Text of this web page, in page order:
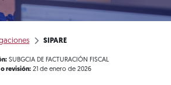
SIPARE
SUBGCIA DE FACTURACIÓN FISCAL
o revisión: 21 de enero de 2026